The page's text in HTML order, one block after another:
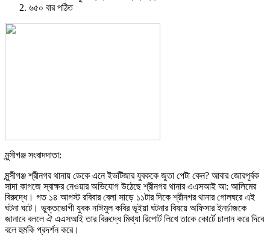
৬৫০ বার পঠিত
মুন্সীগঞ্জ সংবাদদাতা:
মুন্সীগঞ্জ শ্রীনগর থানায় ডেকে এনে ইভটিজার যুবককে জুতা পেটা কেন? আবার জোরপূর্বক
সাদা কাগজে স্বাক্ষর নেওয়ার অভিযোগ উঠেছে শ্রীনগর থানার এএসআই আ: আলিমের
বিরুদ্ধে। গত ১৪ আগস্ট রবিবার বেলা সাড়ে ১১টার দিকে শ্রীনগর থানার গোলঘরে এই
ঘটনা ঘটে। ভুক্তভোগী যুবক নাঈমুল কবির ভূইয়া ঘটনার বিষয়ে অফিসার ইনর্চাজকে
জানাবে বললে ঐ এএসআই তার বিরুদ্ধে মিথ্যা রিপোর্ট লিখে তাকে কোর্টে চালান করে দিবে
বলে হুমকি প্রদর্শন করে।